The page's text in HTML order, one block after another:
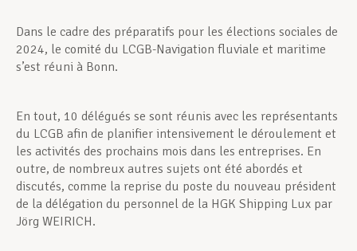
Dans le cadre des préparatifs pour les élections sociales de
2024, le comité du LCGB-Navigation fluviale et maritime
s’est réuni à Bonn.
En tout, 10 délégués se sont réunis avec les représentants
du LCGB afin de planifier intensivement le déroulement et
les activités des prochains mois dans les entreprises. En
outre, de nombreux autres sujets ont été abordés et
discutés, comme la reprise du poste du nouveau président
de la délégation du personnel de la HGK Shipping Lux par
Jörg WEIRICH.